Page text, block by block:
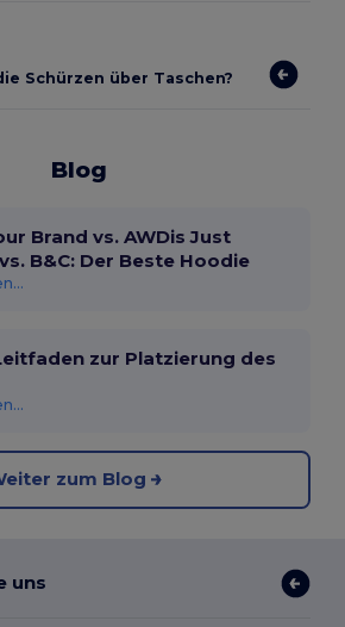
Schürzen über Taschen?
Blog
Brand vs. AWDis Just
B&C: Der Beste Hoodie
zur Platzierung des
zum Blog
uns